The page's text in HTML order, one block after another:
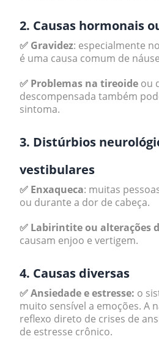
2. Causas hormonais
✅ Gravidez: especialmente
é uma causa comum de
✅ Problemas na tireoide ou
descompensada também
sintoma.
3. Distúrbios
vestibulares
✅ Enxaqueca: muitas
ou durante a dor de cabeça.
✅ Labirintite ou alterações
causam enjoo e vertigem.
4. Causas diversas
✅ Ansiedade e estresse: o
muito sensível a emoções. A
reflexo direto de crises de
de estresse crônico.